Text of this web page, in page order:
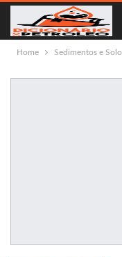
Home Sedimentos e Solo